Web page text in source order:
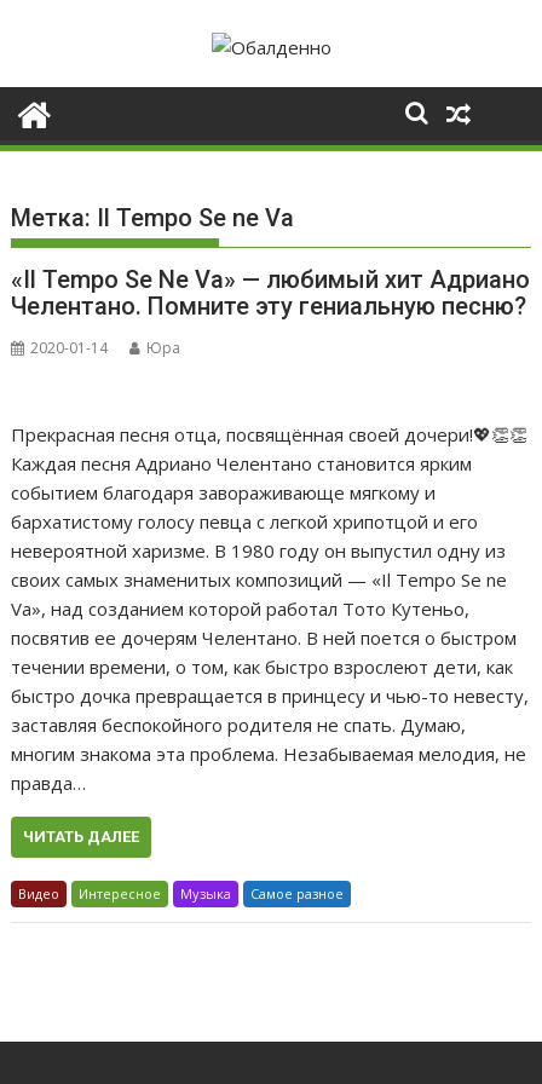
Метка: Il Tempo Se ne Va
«Il Tempo Se Ne Va» — любимый хит Адриано
Челентано. Помните эту гениальную песню?
2020-01-14 Юра
Прекрасная песня отца, посвящённая своей дочери!💖👏👏
Каждая песня Адриано Челентано становится ярким
событием благодаря завораживающе мягкому и
бархатистому голосу певца с легкой хрипотцой и его
невероятной харизме. В 1980 году он выпустил одну из
своих самых знаменитых композиций — «Il Tempo Se ne
Va», над созданием которой работал Тото Кутеньо,
посвятив ее дочерям Челентано. В ней поется о быстром
течении времени, о том, как быстро взрослеют дети, как
быстро дочка превращается в принцесу и чью-то невесту,
заставляя беспокойного родителя не спать. Думаю,
многим знакома эта проблема. Незабываемая мелодия, не
правда…
ЧИТАТЬ ДАЛЕЕ
Видео Интересное Музыка Самое разное